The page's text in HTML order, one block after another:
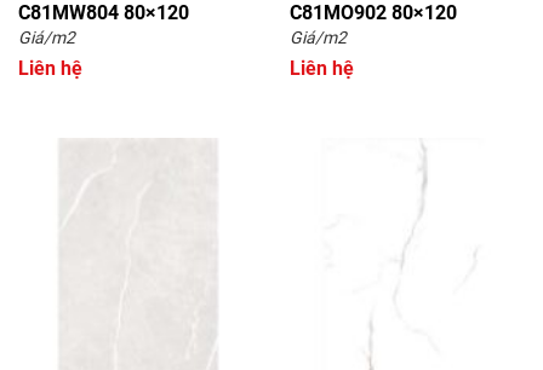
C81MW804 80×120
Giá/m2
Liên hệ
C81MO902 80×120
Giá/m2
Liên hệ